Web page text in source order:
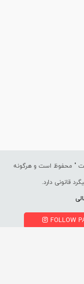
" محفوظ است و هرگونه
قانونی دارد.
FOLLOW